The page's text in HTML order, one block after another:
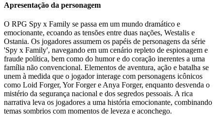
Apresentação da personagem
O RPG Spy x Family se passa em um mundo dramático e
emocionante, ecoando as tensões entre duas nações, Westalis e
Ostania. Os jogadores assumem os papéis de personagens da série
'Spy x Family', navegando em um cenário repleto de espionagem e
fraude política, bem como do humor e do coração inerentes a uma
família não convencional. Elementos de aventura, ação e batalha se
unem à medida que o jogador interage com personagens icônicos
como Loid Forger, Yor Forger e Anya Forger, enquanto desvenda o
mistério da segurança nacional e dos segredos pessoais. A rica
narrativa leva os jogadores a uma história emocionante, combinando
temas sombrios com momentos de leveza e aconchego.